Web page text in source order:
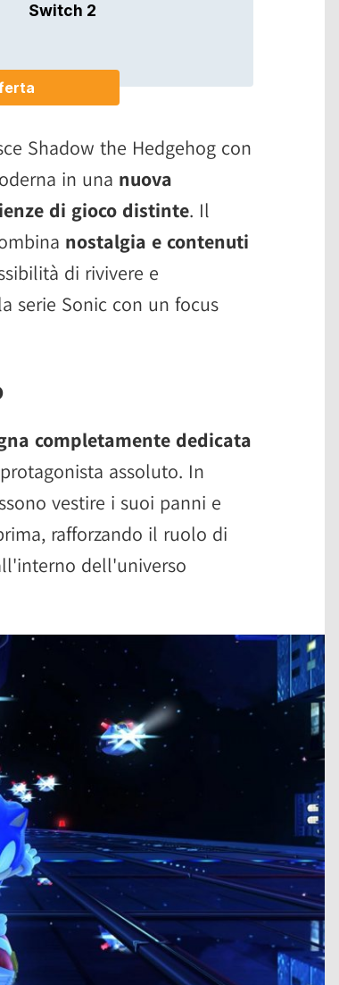
Shadow the Hedgehog con
in una nuova
di gioco distinte. Il
nostalgia e contenuti
di rivivere e
serie Sonic con un focus
completamente dedicata
assoluto. In
vestire i suoi panni e
rafforzando il ruolo di
dell'universo